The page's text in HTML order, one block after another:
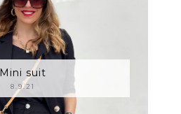
Mini suit
8.9.21